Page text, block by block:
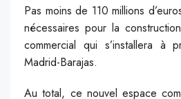
Pas moins de 110 millions
nécessaires pour la
commercial qui s’installera à
Madrid-Barajas.
Au total, ce nouvel espace